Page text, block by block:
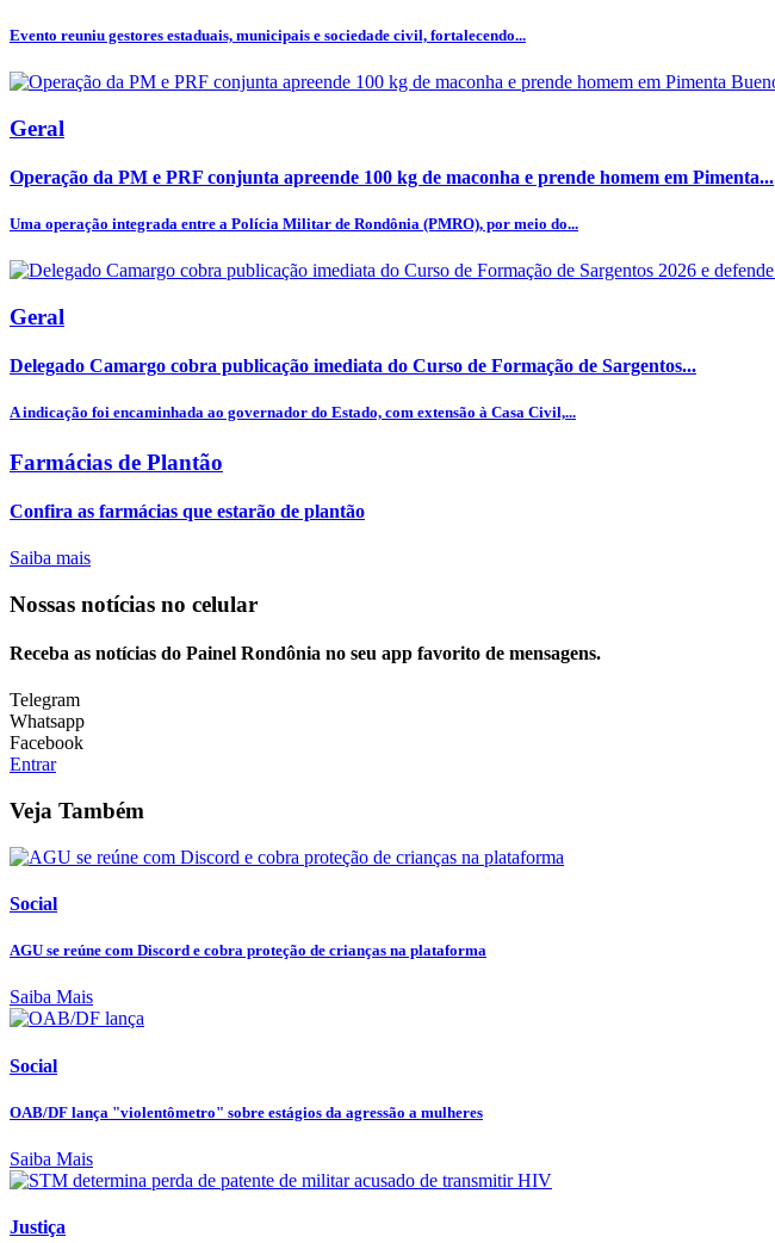
Evento reuniu gestores estaduais, municipais e sociedade civil, fortalecendo...
Geral
Operação da PM e PRF conjunta apreende 100 kg de maconha e prende homem em Pimenta...
Uma operação integrada entre a Polícia Militar de Rondônia (PMRO), por meio do...
Geral
Delegado Camargo cobra publicação imediata do Curso de Formação de Sargentos...
A indicação foi encaminhada ao governador do Estado, com extensão à Casa Civil,...
Farmácias de Plantão
Confira as farmácias que estarão de plantão
Saiba mais
Nossas notícias no celular
Receba as notícias do Painel Rondônia no seu app favorito de mensagens.
Telegram
Whatsapp
Facebook
Entrar
Veja Também
Social
AGU se reúne com Discord e cobra proteção de crianças na plataforma
Saiba Mais
Social
OAB/DF lança "violentômetro" sobre estágios da agressão a mulheres
Saiba Mais
Justiça